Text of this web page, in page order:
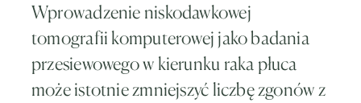
Wprowadzenie niskodawkowej
tomografii komputerowej jako badania
przesiewowego w kierunku raka płuca
może istotnie zmniejszyć liczbę zgonów z